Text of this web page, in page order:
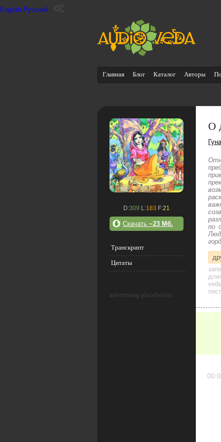
English Русский
Главная Блог Каталог Авторы
D:309 L:183 F:21
Скачать ~23 Мб.
Транскрипт
Цитаты
advertising placeholder
О
по